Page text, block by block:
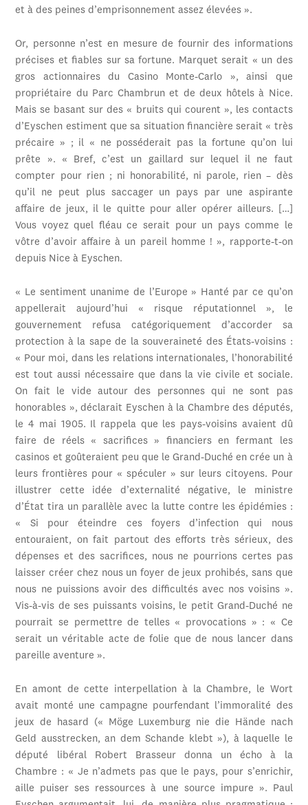
et à des peines d’emprisonnement assez élevées ».
Or, personne n’est en mesure de fournir des informations
précises et fiables sur sa fortune. Marquet serait « un des
gros actionnaires du Casino Monte-Carlo », ainsi que
propriétaire du Parc Chambrun et de deux hôtels à Nice.
Mais se basant sur des « bruits qui courent », les contacts
d’Eyschen estiment que sa situation financière serait « très
précaire » ; il « ne posséderait pas la fortune qu’on lui
prête ». « Bref, c’est un gaillard sur lequel il ne faut
compter pour rien ; ni honorabilité, ni parole, rien – dès
qu’il ne peut plus saccager un pays par une aspirante
affaire de jeux, il le quitte pour aller opérer ailleurs. […]
Vous voyez quel fléau ce serait pour un pays comme le
vôtre d’avoir affaire à un pareil homme ! », rapporte-t-on
depuis Nice à Eyschen.
« Le sentiment unanime de l’Europe » Hanté par ce qu’on
appellerait aujourd’hui « risque réputationnel », le
gouvernement refusa catégoriquement d’accorder sa
protection à la sape de la souveraineté des États-voisins :
« Pour moi, dans les relations internationales, l’honorabilité
est tout aussi nécessaire que dans la vie civile et sociale.
On fait le vide autour des personnes qui ne sont pas
honorables », déclarait Eyschen à la Chambre des députés,
le 4 mai 1905. Il rappela que les pays-voisins avaient dû
faire de réels « sacrifices » financiers en fermant les
casinos et goûteraient peu que le Grand-Duché en crée un à
leurs frontières pour « spéculer » sur leurs citoyens. Pour
illustrer cette idée d’externalité négative, le ministre
d’État tira un parallèle avec la lutte contre les épidémies :
« Si pour éteindre ces foyers d’infection qui nous
entouraient, on fait partout des efforts très sérieux, des
dépenses et des sacrifices, nous ne pourrions certes pas
laisser créer chez nous un foyer de jeux prohibés, sans que
nous ne puissions avoir des difficultés avec nos voisins ».
Vis-à-vis de ses puissants voisins, le petit Grand-Duché ne
pourrait se permettre de telles « provocations » : « Ce
serait un véritable acte de folie que de nous lancer dans
pareille aventure ».
En amont de cette interpellation à la Chambre, le Wort
avait monté une campagne pourfendant l’immoralité des
jeux de hasard (« Möge Luxemburg nie die Hände nach
Geld ausstrecken, an dem Schande klebt »), à laquelle le
député libéral Robert Brasseur donna un écho à la
Chambre : « Je n’admets pas que le pays, pour s’enrichir,
aille puiser ses ressources à une source impure ». Paul